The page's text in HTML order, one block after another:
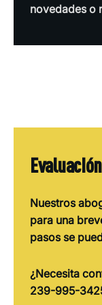
novedades o
Nuestros
para una
pasos se
¿Necesita
239-995-